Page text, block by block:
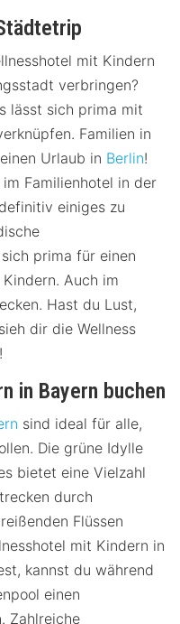
mit Kindern
verbringen?
lässt sich prima mit
Familien in
Urlaub in Berlin!
Familienhotel in der
einiges zu
prima für einen
Auch im
Hast du Lust,
dir die Wellness
in Bayern buchen
sind ideal für alle,
Die grüne Idylle
bietet eine Vielzahl
durch
Flüssen
mit Kindern in
kannst du während
einen
Zahlreiche